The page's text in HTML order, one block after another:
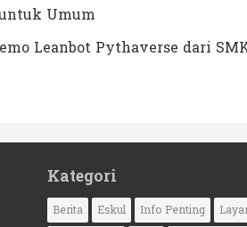
Umum
Leanbot Pythaverse dari
Kategori
Berita Eskul Info Penting